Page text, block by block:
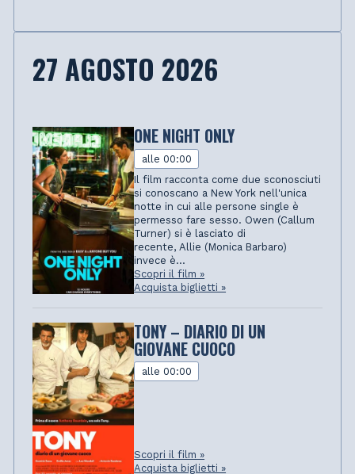
27 AGOSTO 2026
ONE NIGHT ONLY
alle 00:00
Il film racconta come due sconosciuti
si conoscano a New York nell'unica
notte in cui alle persone single è
permesso fare sesso. Owen (Callum
Turner) si è lasciato di
recente, Allie (Monica Barbaro)
invece è...
Scopri il film »
Acquista biglietti »
TONY – DIARIO DI UN
GIOVANE CUOCO
alle 00:00
Scopri il film »
Acquista biglietti »